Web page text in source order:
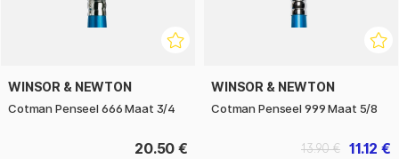
WINSOR & NEWTON
Cotman Penseel 666 Maat 3/4
20.50 €
WINSOR & NEWTON
Cotman Penseel 999 Maat 5/8
11.12 €
13.90 €